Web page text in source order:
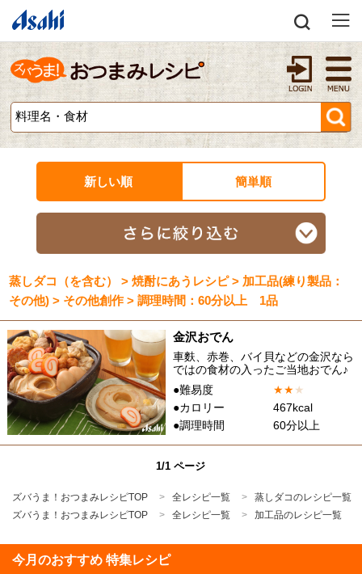
新しい順 簡単順
蒸しダコ（を含む） > 焼酎にあうレシピ > 加工品(練り製品：
その他) > その他創作 > 調理時間：60分以上 1品
金沢おでん
車麩、赤巻、バイ貝などの金沢なら
ではの食材の入ったご当地おでん♪
●難易度
★★★
●カロリー
467kcal
●調理時間
60分以上
1/1 ページ
ズバうま！おつまみレシピTOP 全レシピ一覧
蒸しダコのレシピ一覧
ズバうま！おつまみレシピTOP
全レシピ一覧 加工品のレシピ一覧
今月のおすすめ 特集レシピ